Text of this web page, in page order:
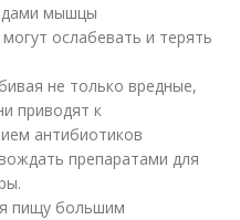
мышцы
ослабевать и терять
не только вредные,
приводят к
антибиотиков
препаратами для
пищу большим